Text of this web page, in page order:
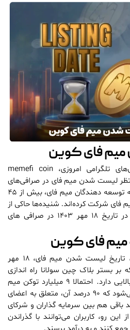
میم فای کوین
یکی از معروف‌ترین بازی‌های تلگرامی امروزی، memefi coin
لیست شدن میم فای در صرافی‌های
معتبر هستند. مطابق گفته توسعه دهندگان میم فای، بیش از 45
فای شرکت کرده‌اند. شنیده‌ها حاکی از
این هستند که میم فای در تاریخ 18 مهر 1403 در صرافی های
میم فای کوین
مطابق اخبار منتشر شده، تاریخ لیست شدن میم فای، 18 مهر
بر بستر بلاک چین سولانا راه اندازی
شده است، احتمال رشد بالایی دارد. احتمالا 9 میلیارد توکن میم
فای در این تاریخ عرضه می‌شود که 90 درصد آن، متعلق به اعضای
بود. 10 درصد باقی هم بین سرمایه گذاران و شرکای
این رو، کاربران می‌توانند با گذراندن